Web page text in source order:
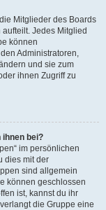
Mitglieder des Boards
Jedes Mitglied
können
Administratoren,
und sie zum
ihnen Zugriff zu
ihnen bei?
im persönlichen
dies mit der
sind allgemein
können geschlossen
ist, kannst du ihr
die Gruppe eine